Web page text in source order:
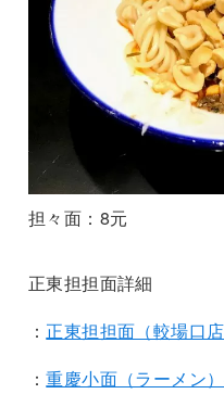
担々面：8元
正東担担面詳細
： 正東担担面（較場口店
：重慶小面（ラーメン